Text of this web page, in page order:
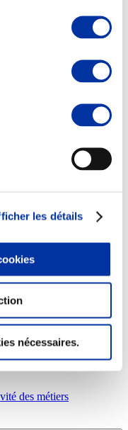
les détails
nécessaires.
des métiers